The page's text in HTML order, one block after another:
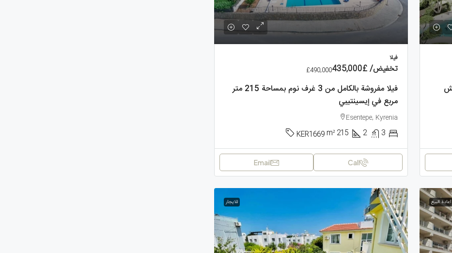
فيلا
تخفيض/£435,000
£490,000
فيلا مفروشة بالكامل من 3 غرف نوم بمساحة 215 متر
مربع في إيسينتيبي
Esentepe, Kyrenia
3
2
215
m²
KER1669
Call
Email
اعادة البيع للايجار